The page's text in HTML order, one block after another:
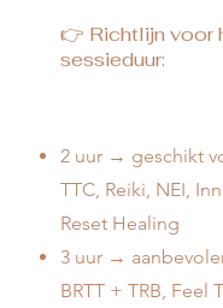
👉 Richtlijn voor
sessieduur:
2 uur → geschikt
TTC, Reiki, NEI,
Reset Healing
3 uur →
BRTT + TRB, Feel